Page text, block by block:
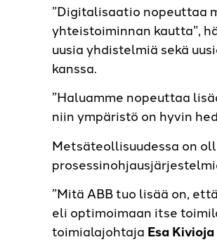
”Digitalisaatio nopeuttaa
yhteistoiminnan kautta”,
uusia yhdistelmiä sekä
kanssa.
”Haluamme nopeuttaa
niin ympäristö on hyvin
Metsäteollisuudessa on
”Mitä ABB tuo lisää on,
eli optimoimaan itse
toimialajohtaja Esa ­Kivioja